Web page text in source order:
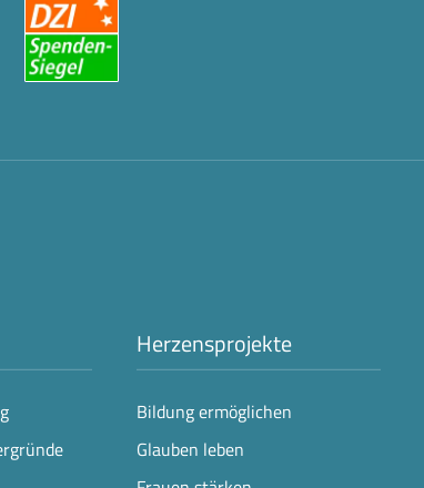
Herzensprojekte
Bildung ermöglichen
Glauben leben